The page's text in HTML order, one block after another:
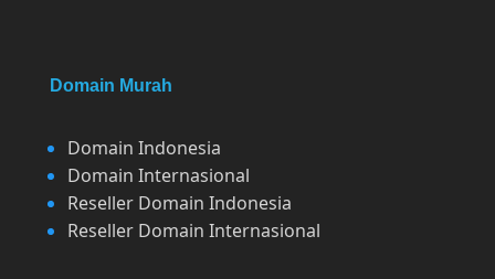
Domain Murah
Domain Indonesia
Domain Internasional
Reseller Domain Indonesia
Reseller Domain Internasional